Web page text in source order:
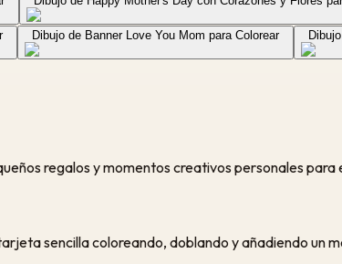
Dibujo de Banner Love You Mom para Colorear
regalos y momentos creativos personales para
sencilla coloreando, doblando y añadiendo un